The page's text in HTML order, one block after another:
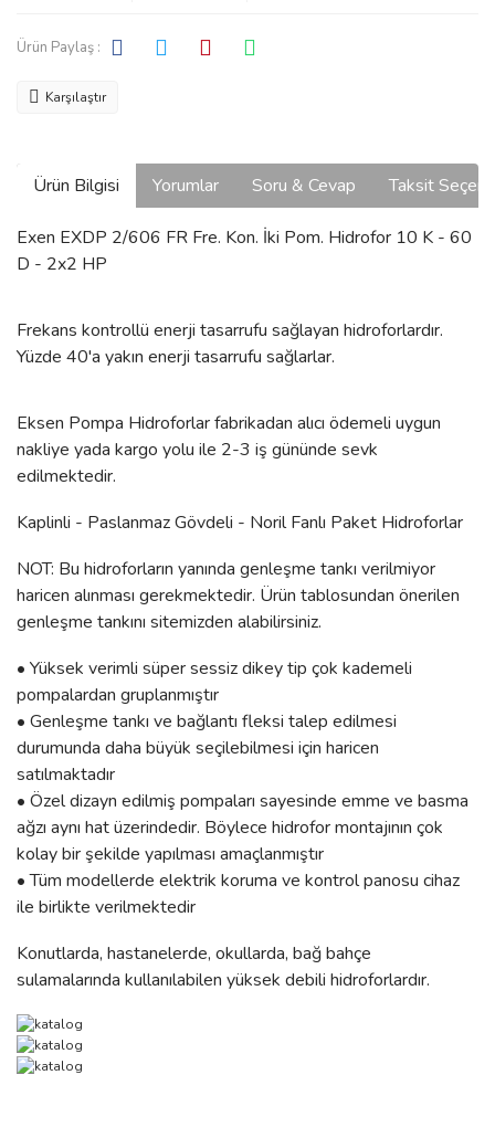
Ürün Paylaş :
Karşılaştır
Ürün Bilgisi Yorumlar Soru & Cevap Taksit
Exen EXDP 2/606 FR Fre. Kon. İki Pom. Hidrofor 10 K - 60
D - 2x2 HP
Frekans kontrollü enerji tasarrufu sağlayan hidroforlardır.
Yüzde 40'a yakın enerji tasarrufu sağlarlar.
Eksen Pompa Hidroforlar fabrikadan alıcı ödemeli uygun
nakliye yada kargo yolu ile 2-3 iş gününde sevk
edilmektedir.
Kaplinli - Paslanmaz Gövdeli - Noril Fanlı Paket Hidroforlar
NOT: Bu hidroforların yanında genleşme tankı verilmiyor
haricen alınması gerekmektedir. Ürün tablosundan önerilen
genleşme tankını sitemizden alabilirsiniz.
• Yüksek verimli süper sessiz dikey tip çok kademeli
pompalardan gruplanmıştır
• Genleşme tankı ve bağlantı fleksi talep edilmesi
durumunda daha büyük seçilebilmesi için haricen
satılmaktadır
• Özel dizayn edilmiş pompaları sayesinde emme ve basma
ağzı aynı hat üzerindedir. Böylece hidrofor montajının çok
kolay bir şekilde yapılması amaçlanmıştır
• Tüm modellerde elektrik koruma ve kontrol panosu cihaz
ile birlikte verilmektedir
Konutlarda, hastanelerde, okullarda, bağ bahçe
sulamalarında kullanılabilen yüksek debili hidroforlardır.